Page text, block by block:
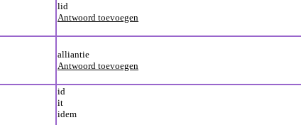
lid
Antwoord toevoegen
alliantie
Antwoord toevoegen
id
it
idem